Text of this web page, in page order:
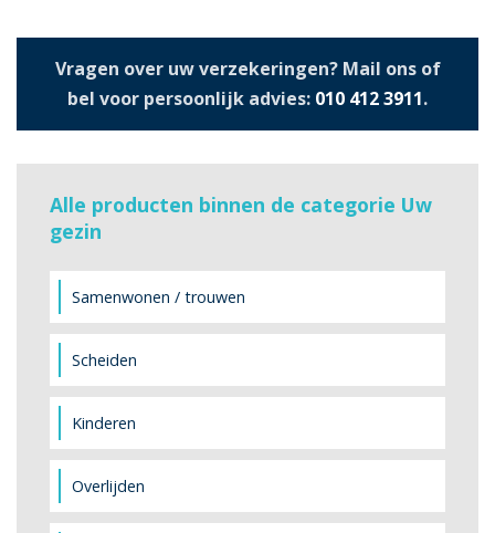
Vragen over uw verzekeringen? Mail ons of
bel voor persoonlijk advies: 010 412 3911.
Alle producten binnen de categorie Uw
gezin
Samenwonen / trouwen
Scheiden
Kinderen
Overlijden